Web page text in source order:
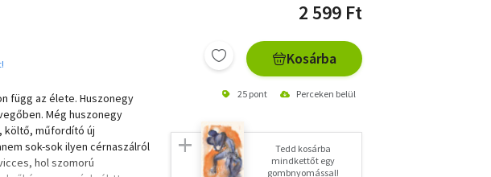
függ az élete. Huszonegy
Még huszonegy
költő, műfordító új
sok-sok ilyen cérnaszálról
hol szomorú
2 599 Ft
Kosárba
25 pont Perceken belül
Tedd kosárba
mindkettőt egy
gombnyomással!